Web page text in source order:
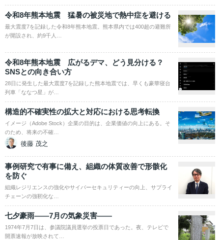
令和8年熊本地震 猛暑の被災地で熱中症を避ける
最大震度7を記録した令和8年熊本地震。熊本県内では400超の避難所
が開設され、約9千人…
令和8年熊本地震 広がるデマ、どう見分ける？
SNSとの向き合い方
28日に発生した最大震度7を記録した熊本地震では、早くも豪華寝台
列車「ななつ星」が…
構造的不確実性の拡大と対応における思考転換
イメージ（Adobe Stock）企業の目的は、企業価値の向上にある。そ
のため、将来の不確…
後藤 茂之
事例研究で有事に備え、組織の体質改善で形骸化
を防ぐ
組織レジリエンスの強化やサイバーセキュリティーの向上、サプライ
チェーンの強靭化な…
七夕豪雨――7月の気象災害――
1974年7月7日は、参議院議員選挙の投票日であった。夜、テレビで
開票速報が放映されて…